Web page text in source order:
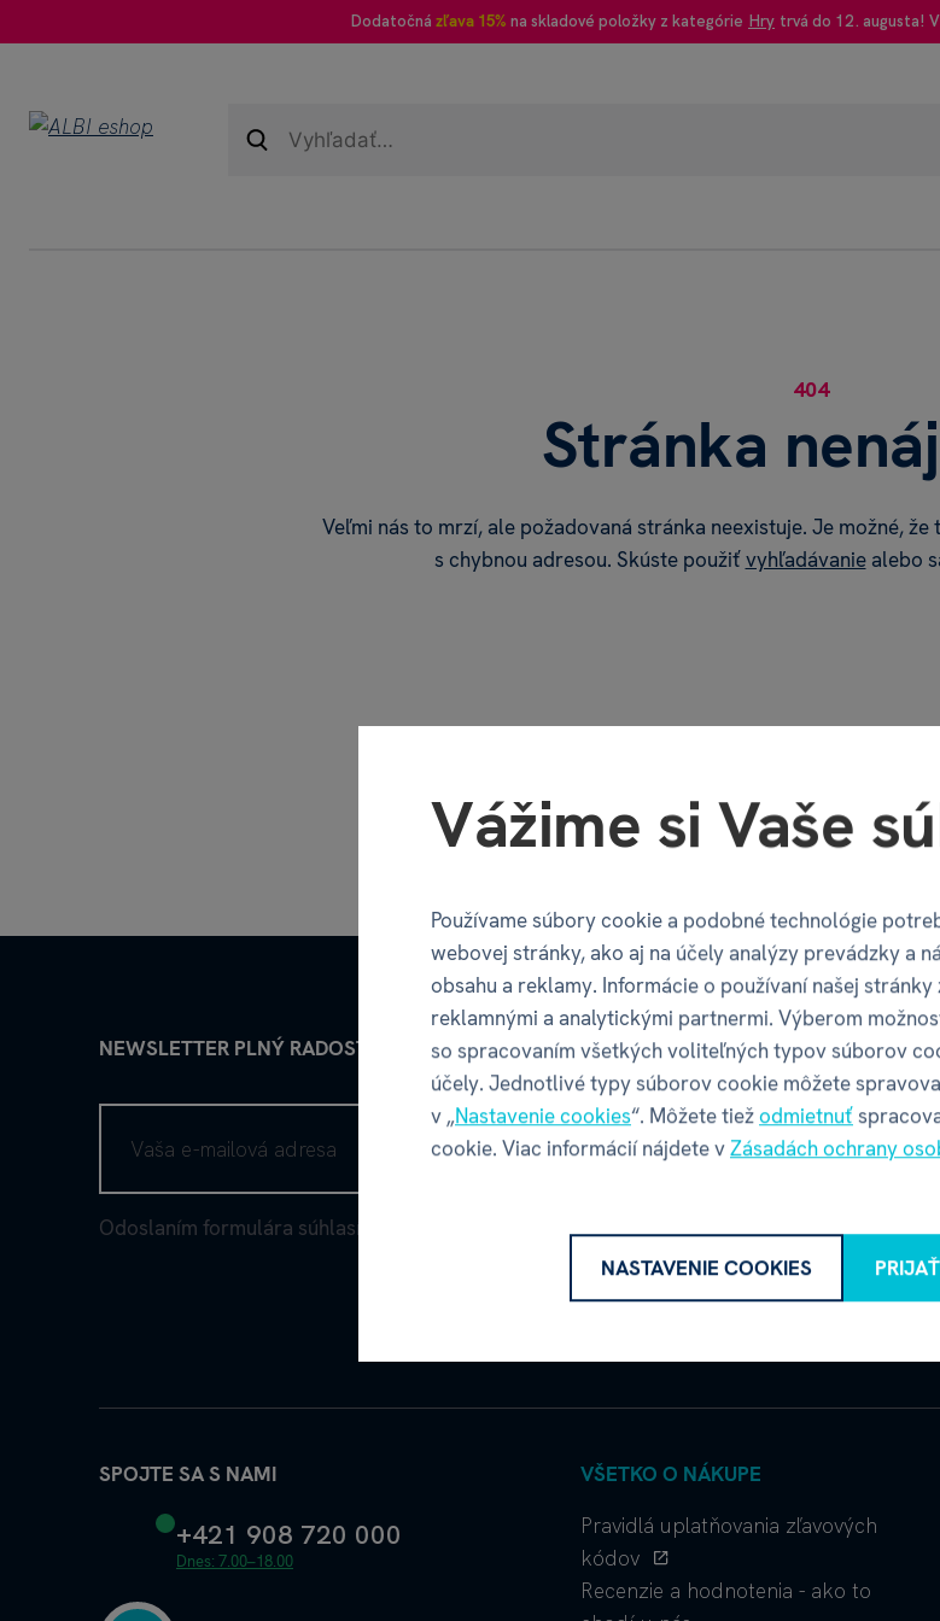
Dodatočná zľava 15% na skladové položky z kategórie Hry trvá do 12. augusta!
404
Stránka
Veľmi nás to mrzí, ale požadovaná stránka neexistuje. Je možné,
s chybnou adresou. Skúste použiťvyhľadávaniealebo
Aj nás baví Instagram.
NEWSLETTER PLNÝ RADOSTI
Odoslaním formulára súhlasím so spracovaním osobných údajov.
SPOJTE SA S NAMI
+421 908 720 000
Dnes: 7.00–18.00
VŠETKO O NÁKUPE
Pravidlá uplatňovania zľavových
kódov
Recenzie a hodnotenia - ako to
Vážime si Vaše
Používame súbory cookie a podobné technológie
webovej stránky, ako aj na účely analýzy prevádzky a
obsahu a reklamy. Informácie o používaní našej stránky
reklamnými a analytickými partnermi. Výberom
so spracovaním všetkých voliteľných typov súborov
účely. Jednotlivé typy súborov cookie môžete
v „Nastavenie cookies“. Môžete tiežodmietnuť
cookie. Viac informácií nájdete vZásadách ochrany
NASTAVENIE COOKIES